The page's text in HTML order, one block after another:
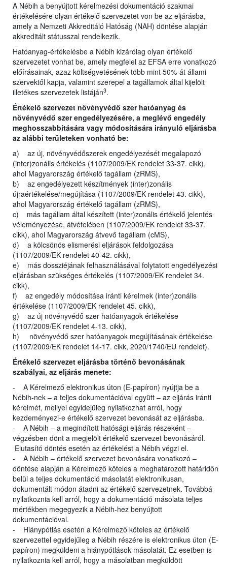
A Nébih a benyújtott kérelmezési dokumentáció szakmai
értékelésére olyan értékelő szervezetet von be az eljárásba,
amely a Nemzeti Akkreditáló Hatóság (NAH) döntése alapján
akkreditált státusszal rendelkezik.
Hatóanyag-értékelésbe a Nébih kizárólag olyan értékelő
szervezetet vonhat be, amely megfelel az EFSA erre vonatkozó
előírásainak, azaz költségvetésének több mint 50%-át állami
szervektől kapja, valamint szerepel a tagállamok által kijelölt
illetékes szervezetek listáján3.
Értékelő szervezet növényvédő szer hatóanyag és
növényvédő szer engedélyezésére, a meglévő engedély
meghosszabbítására vagy módosítására irányuló eljárásba
az alábbi területeken vonható be:
a) az új, növényvédőszerek engedélyezését megalapozó
(inter)zonális értékelés (1107/2009/EK rendelet 33-37. cikk),
ahol Magyarország értékelő tagállam (zRMS),
b) az engedélyezett készítmények (inter)zonális
újraértékelése/megújítása (1107/2009/EK rendelet 43. cikk),
ahol Magyarország értékelő tagállam (zRMS),
c) más tagállam által készített (inter)zonális értékelő jelentés
véleményezése, átvételében (1107/2009/EK rendelet 33-37.
cikk), ahol Magyarország átvevő tagállam (cMS),
d) a kölcsönös elismerési eljárások feldolgozása
(1107/2009/EK rendelet 40-42. cikk),
e) más dossziéjának felhasználásával folytatott engedélyezési
eljárásban szükséges értékelés (1107/2009/EK rendelet 34.
cikk),
f) az engedély módosítása iránti kérelmek (inter)zonális
értékelése (1107/2009/EK rendelet 45. cikk),
g) az új növényvédő szer hatóanyagok értékelése
(1107/2009/EK rendelet 4-13. cikk),
h) növényvédő szer hatóanyagok megújításának értékelése
(1107/2009/EK rendelet 14-17. cikk, 2020/1740/EU rendelet).
Értékelő szervezet eljárásba történő bevonásának
szabályai, az eljárás menete:
- A Kérelmező elektronikus úton (E-papíron) nyújtja be a
Nébih-nek – a teljes dokumentációval együtt – az eljárás iránti
kérelmét, mellyel egyidejűleg nyilatkozhat arról, hogy
kezdeményezi-e értékelő szervezet bevonását az eljárásba.
- A Nébih – a megindított hatósági eljárás részeként –
végzésben dönt a megjelölt értékelő szervezet bevonásáról.
Elutasító döntés esetén az értékelést a Nébih végzi el.
- A Nébih – értékelő szervezet bevonására vonatkozó –
döntése alapján a Kérelmező köteles a meghatározott határidőn
belül a teljes dokumentáció másolatát elektronikusan,
dokumentált módon átadni az értékelő szervezetnek. Továbbá
nyilatkoznia kell arról, hogy a dokumentáció másolata teljes
mértékben megegyezik a Nébih-hez benyújtott
dokumentációval.
- Hiánypótlás esetén a Kérelmező köteles az értékelő
szervezettel egyidejűleg a Nébih részére is elektronikus úton (E-
papíron) megküldeni a hiánypótlások másolatát. Ez esetben is
nyilatkoznia kell arról, hogy a másolatban megküldött